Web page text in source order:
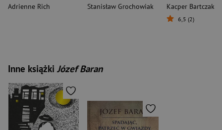
Adrienne Rich Stanisław Grochowiak Kacper Bartczak
6,5 (2)
Inne książki Józef Baran